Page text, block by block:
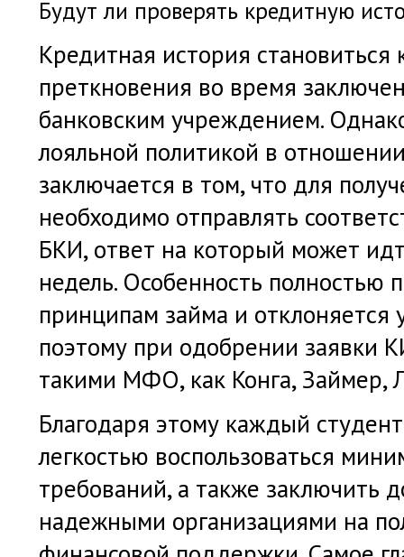
Будут ли проверять кредитную
Кредитная история становиться
преткновения во время
банковским учреждением.
лояльной политикой в
заключается в том, что для
необходимо отправлять
БКИ, ответ на который может
недель. Особенность полностью
принципам займа и
поэтому при одобрении заявки
такими МФО, как Конга, Займер,
Благодаря этому каждый
легкостью воспользоваться
требований, а также заключить
надежными организациями на